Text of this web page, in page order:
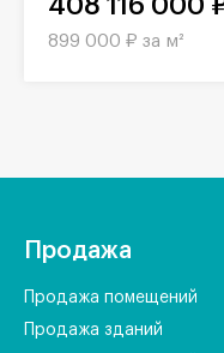
408 116 000
899 000 ₽ за м²
Продажа
Продажа помещений
Продажа зданий